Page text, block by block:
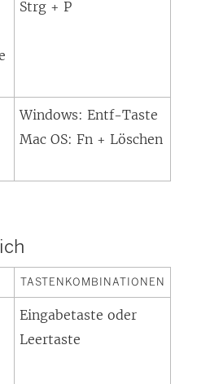
Strg + P
Windows: Entf-Taste
Mac OS: Fn + Löschen
TASTENKOMBINATIONEN
Eingabetaste oder
Leertaste